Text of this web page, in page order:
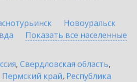
Новоуральск
Показать все населенные
, Свердловская область,
Пермский край, Республика